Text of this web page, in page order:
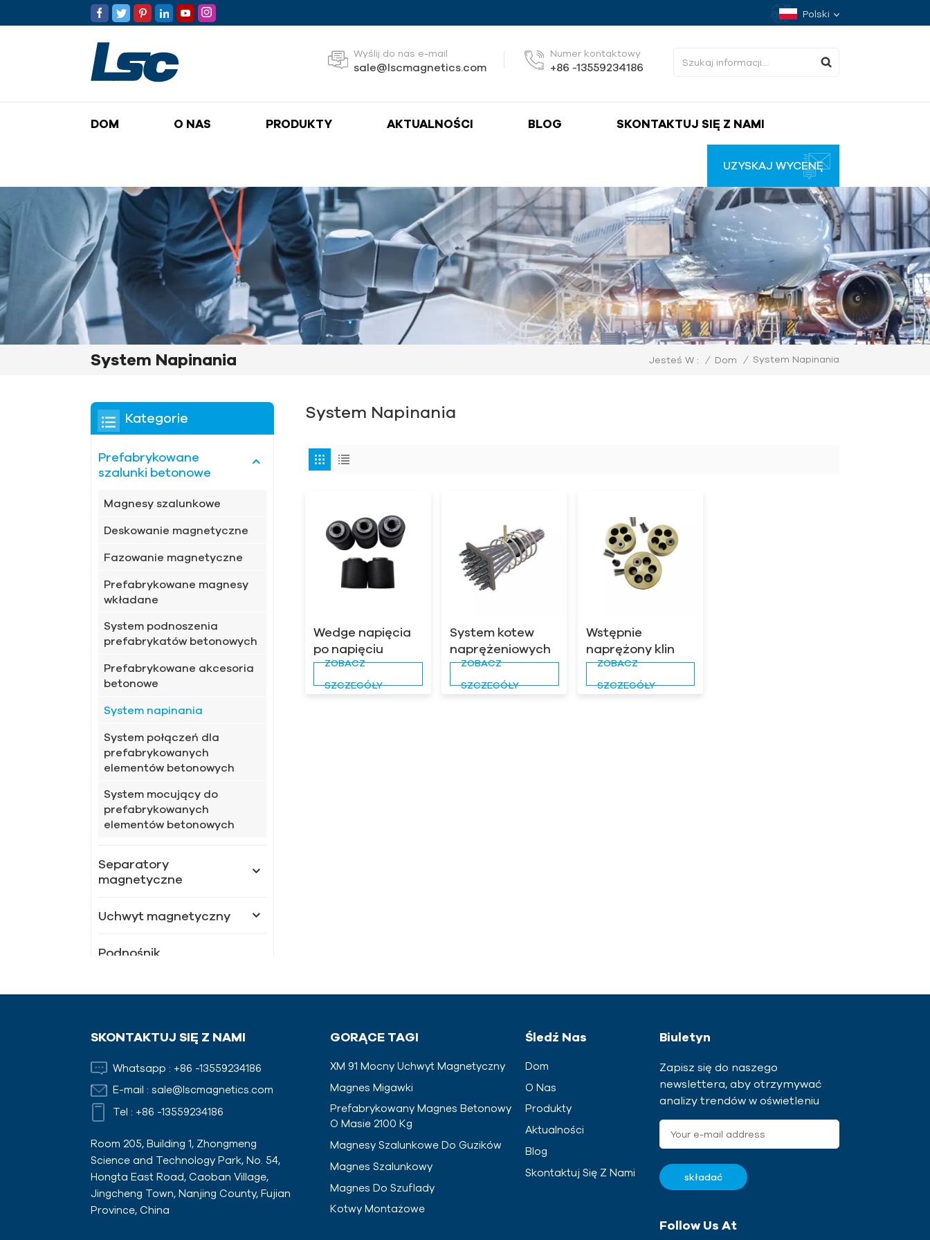
Polski
Wyślij do nas e-mail
sale@lscmagnetics.com
Numer kontaktowy
+86 -13559234186
DOM O NAS PRODUKTY AKTUALNOŚCI BLOG SKONTAKTUJ SIĘ Z NAMI
UZYSKAJ WYCENĘ
System Napinania Jesteś W : / Dom / System Napinania
System Napinania
Wedge napięcia
po napięciu
ZOBACZ
SZCZEGÓŁY
System kotew
naprężeniowych
z płaskim
naprężeniem
ZOBACZ
SZCZEGÓŁY
Wstępnie
naprężony klin
kotwiący
ZOBACZ
SZCZEGÓŁY
Kategorie
Prefabrykowane
szalunki betonowe
Magnesy szalunkowe
Deskowanie magnetyczne
Fazowanie magnetyczne
Prefabrykowane magnesy
wkładane
System podnoszenia
prefabrykatów betonowych
Prefabrykowane akcesoria
betonowe
System napinania
System połączeń dla
prefabrykowanych
elementów betonowych
System mocujący do
prefabrykowanych
elementów betonowych
Separatory
magnetyczne
Uchwyt magnetyczny
Podnośnik
Nowe Produkty
LSC-XM 91 Mocny
magnetyczny
LSC-X51
Promieniowany
SKONTAKTUJ SIĘ Z NAMI
Whatsapp : +86 -13559234186
E-mail : sale@lscmagnetics.com
Tel : +86 -13559234186
Room 205, Building 1, Zhongmeng
Science and Technology Park, No. 54,
Hongta East Road, Caoban Village,
Jingcheng Town, Nanjing County, Fujian
Province, China
GORĄCE TAGI
XM 91 Mocny Uchwyt Magnetyczny
Magnes Migawki
Prefabrykowany Magnes Betonowy
O Masie 2100 Kg
Magnesy Szalunkowe Do Guzików
Magnes Szalunkowy
Magnes Do Szuflady
Kotwy Montażowe
Śledź Nas
Dom
O Nas
Produkty
Aktualności
Blog
Skontaktuj Się Z Nami
Biuletyn
Zapisz się do naszego
newslettera, aby otrzymywać
analizy trendów w oświetleniu
Follow Us At